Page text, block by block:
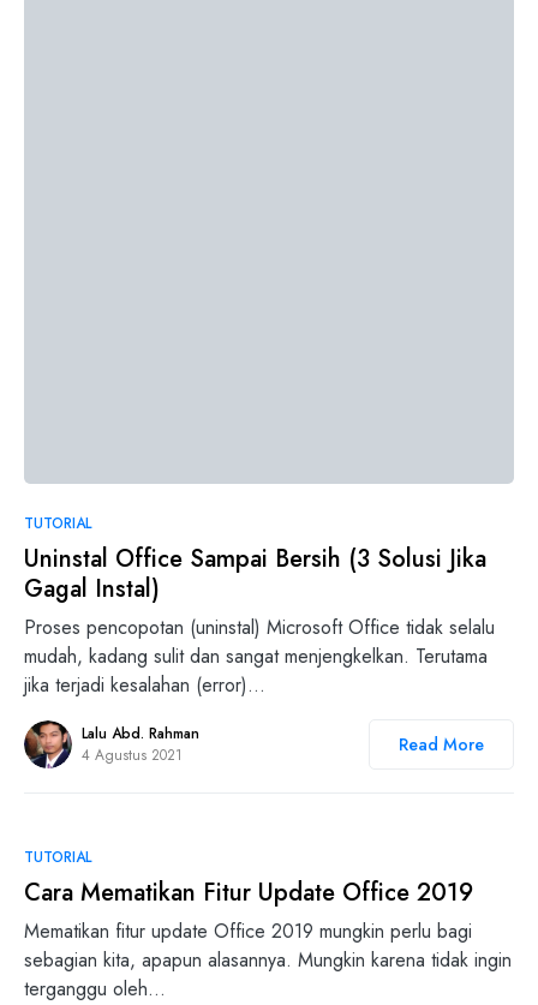
TUTORIAL
Uninstal Office Sampai Bersih (3 Solusi Jika
Gagal Instal)
Proses pencopotan (uninstal) Microsoft Office tidak selalu
mudah, kadang sulit dan sangat menjengkelkan. Terutama
jika terjadi kesalahan (error)…
Lalu Abd. Rahman
4 Agustus 2021
Read More
TUTORIAL
Cara Mematikan Fitur Update Office 2019
Mematikan fitur update Office 2019 mungkin perlu bagi
sebagian kita, apapun alasannya. Mungkin karena tidak ingin
terganggu oleh…